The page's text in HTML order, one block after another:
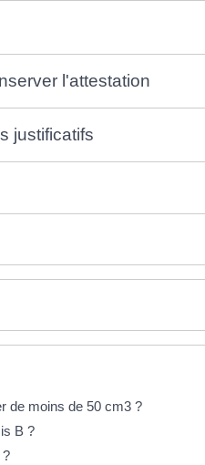
l'attestation
justificatifs
de moins de 50 cm3 ?
B ?
?